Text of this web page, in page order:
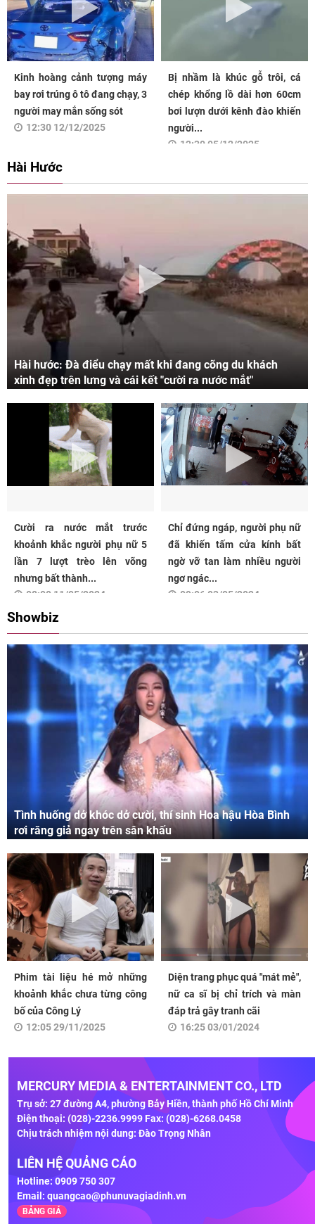
Kinh hoàng cảnh tượng máy
bay rơi trúng ô tô đang chạy, 3
người may mắn sống sót
12:30 12/12/2025
Bị nhầm là khúc gỗ trôi, cá
chép khổng lồ dài hơn 60cm
bơi lượn dưới kênh đào khiến
người...
12:30 05/12/2025
Hài Hước
Hài hước: Đà điểu chạy mất khi đang cõng du khách
xinh đẹp trên lưng và cái kết "cười ra nước mắt"
Cười ra nước mắt trước
khoảnh khắc người phụ nữ 5
lần 7 lượt trèo lên võng
nhưng bất thành...
08:00 11/05/2024
Chỉ đứng ngáp, người phụ nữ
đã khiến tấm cửa kính bất
ngờ vỡ tan làm nhiều người
ngơ ngác...
09:06 03/05/2024
Showbiz
Tình huống dở khóc dở cười, thí sinh Hoa hậu Hòa Bình
rơi răng giả ngay trên sân khấu
Phim tài liệu hé mở những
khoảnh khắc chưa từng công
bố của Công Lý
12:05 29/11/2025
Diện trang phục quá "mát mẻ",
nữ ca sĩ bị chỉ trích và màn
đáp trả gây tranh cãi
16:25 03/01/2024
MERCURY MEDIA & ENTERTAINMENT CO., LTD
Trụ sở: 27 đường A4, phường Bảy Hiền, thành phố Hồ Chí Minh
Điện thoại: (028)-2236.9999 Fax: (028)-6268.0458
Chịu trách nhiệm nội dung: Đào Trọng Nhân
LIÊN HỆ QUẢNG CÁO
Hotline: 0909 750 307
Email: quangcao@phunuvagiadinh.vn
BẢNG GIÁ